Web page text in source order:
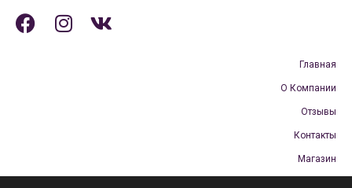
Главная
О Компании
Отзывы
Контакты
Магазин